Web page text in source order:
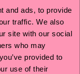
and ads, to provide
traffic. We also
site with our social
who may
provided to
use of their